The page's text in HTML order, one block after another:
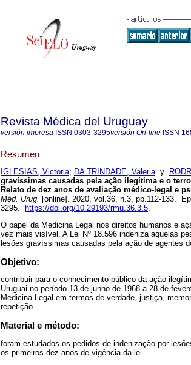
Revista Médica del Uruguay
versión impresa ISSN 0303-3295versión On-line ISSN
Resumen
IGLESIAS, Victoria; DA TRINDADE, Valeriay
gravíssimas causadas pela ação ilegítima e o
Relato de dez anos de avaliação médico-legal e
Méd. Urug. [online]. 2020, vol.36, n.3, pp.112-133.
3295.
https://doi.org/10.29193/rmu.36.3.5.
O papel da Medicina Legal nos direitos humanos e
vez mais visível. A Lei Nº 18.596 indeniza aquelas
lesões gravíssimas causadas pela ação de agentes
Objetivo:
contribuir para o conhecimento público da ação
Uruguai no período 13 de junho de 1968 a 28 de
Medicina Legal em termos de verdade, justiça,
repetição.
Material e método:
foram estudados os pedidos de indenização por
os primeiros dez anos de vigência da lei.